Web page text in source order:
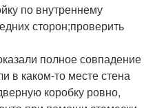
по внутреннему
сторон;проверить
полное совпадение
в каком-то месте стена
коробку ровно,